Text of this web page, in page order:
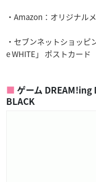
・Amazon：オリジナル
・セブンネットショッピ
e WHITE」 ポストカード
ゲーム DREAM!ing
BLACK